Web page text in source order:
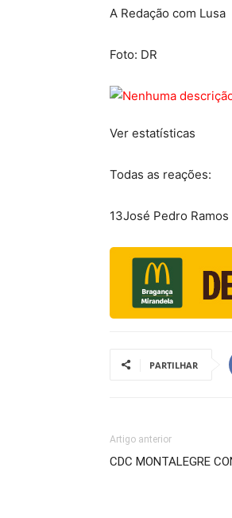
A Redação com Lusa
Foto: DR
Ver estatísticas
Todas as reações:
13José Pedro
PARTILHAR
Artigo anterior
CDC MONTALEGRE